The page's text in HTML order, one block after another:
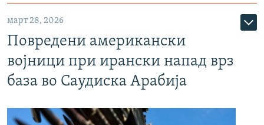
март 28, 2026
Повредени американски
војници при ирански напад врз
база во Саудиска Арабија